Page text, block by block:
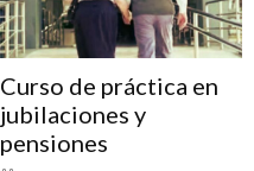
Curso de práctica en
jubilaciones y
pensiones